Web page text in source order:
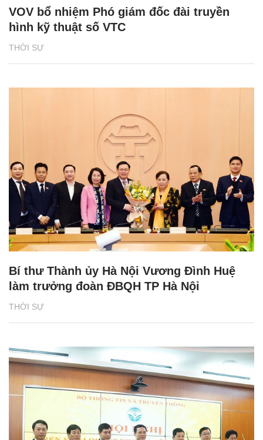
THỜI SỰ
VOV bổ nhiệm Phó giám đốc đài truyền
hình kỹ thuật số VTC
THỜI SỰ
Bí thư Thành ủy Hà Nội Vương Đình Huệ
làm trưởng đoàn ĐBQH TP Hà Nội